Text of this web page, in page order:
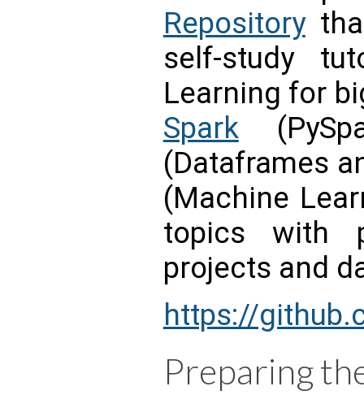
Repository
self-study
Learning for
Spark
(Dataframes
(Machine
topics with
projects and
https://
Preparing